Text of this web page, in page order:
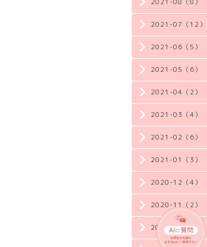
2021-07（12）
2021-06（5）
2021-05（6）
2021-04（2）
2021-03（4）
2021-02（6）
2021-01（3）
2020-12（4）
2020-11（2）
2020-10（3）